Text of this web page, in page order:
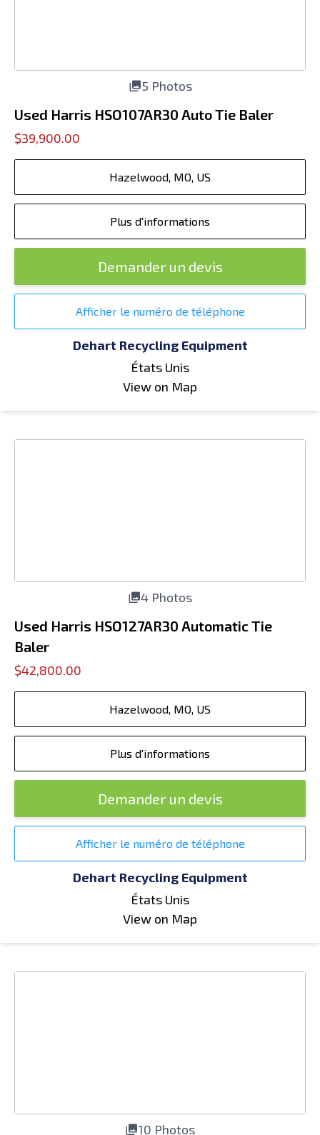
5 Photos
Used Harris HSO107AR30 Auto Tie Baler
$39,900.00
Hazelwood, MO, US
Plus d'informations
Demander un devis
Afficher le numéro de téléphone
Dehart Recycling Equipment
États Unis
View on Map
4 Photos
Used Harris HSO127AR30 Automatic Tie
Baler
$42,800.00
Hazelwood, MO, US
Plus d'informations
Demander un devis
Afficher le numéro de téléphone
Dehart Recycling Equipment
États Unis
View on Map
10 Photos